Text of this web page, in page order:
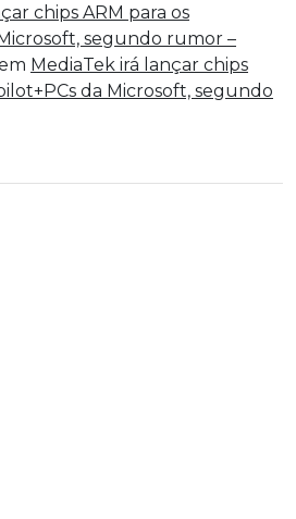
chips ARM para os
segundo rumor –
MediaTek irá lançar chips
da Microsoft, segundo